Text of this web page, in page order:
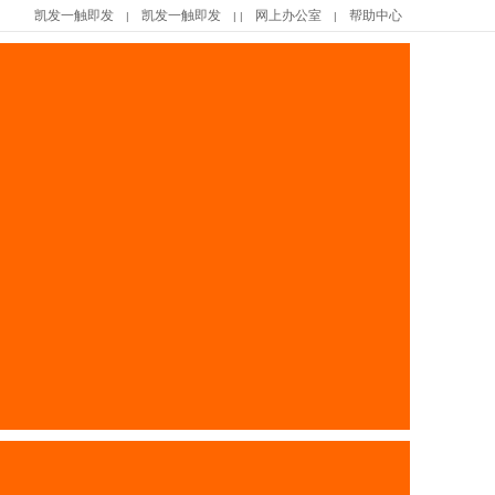
凯发一触即发 | 凯发一触即发 | | 网上办公室 | 帮助中心